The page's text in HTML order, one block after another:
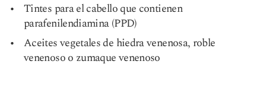
Tintes para el cabello que contienen
parafenilendiamina (PPD)
Aceites vegetales de hiedra venenosa, roble
venenoso o zumaque venenoso